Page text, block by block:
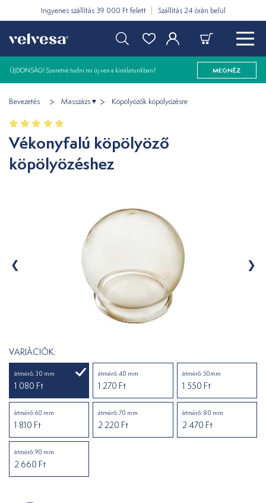
Ingyenes szállítás 39 000 Ft felett Szállítás 24 órán belül
ÚJDONSÁG! Szeretné tudni mi új van a kínálatunkban? MEGNÉZ
Bevezetés Masszázs Köpölyözők köpölyözésre
Vékonyfalú köpölyöző
köpölyözéshez
VARIÁCIÓK:
átmérő: 30 mm
1 080 Ft
átmérő: 40 mm
1 270 Ft
átmérő: 50mm
1 550 Ft
átmérő: 60 mm
1 810 Ft
átmérő: 70 mm
2 220 Ft
átmérő: 80 mm
2 470 Ft
átmérő: 90 mm
2 660 Ft